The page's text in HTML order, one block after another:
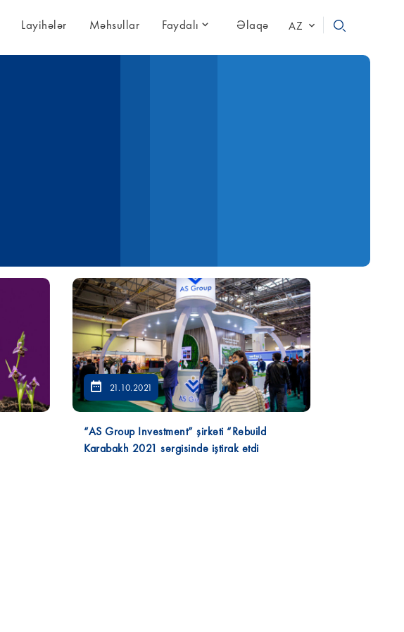
Layihələr Məhsullar Faydalı Əlaqə AZ
21.10.2021
“AS Group Investment” şirkəti “Rebuild
Karabakh 2021 sərgisində iştirak etdi